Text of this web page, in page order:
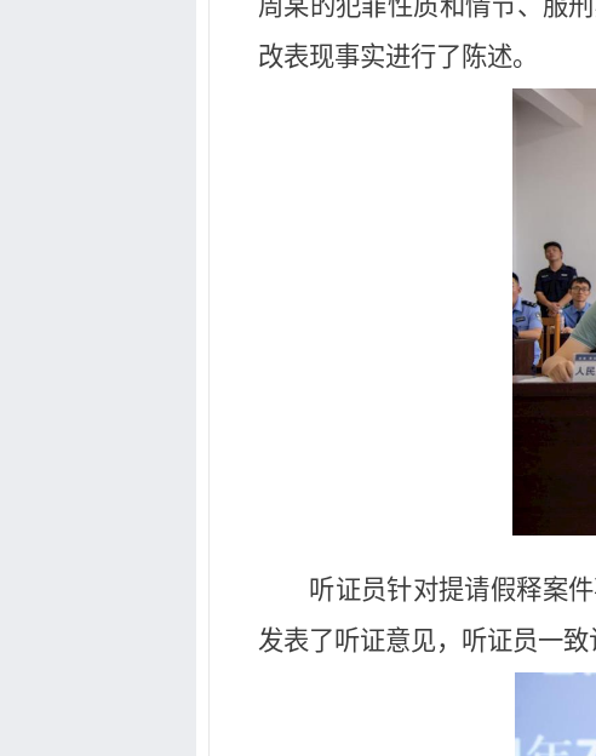
周某的犯罪性质和情节、服
改表现事实进行了陈述。
听证员针对提请假释案
发表了听证意见，听证员一